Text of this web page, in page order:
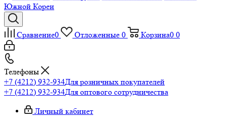
Сравнение0 Отложенные 0 Корзина0 0
Телефоны
+7 (4212) 932-934Для розничных покупателей
+7 (4212) 932-934Для оптового сотрудничества
Личный кабинет